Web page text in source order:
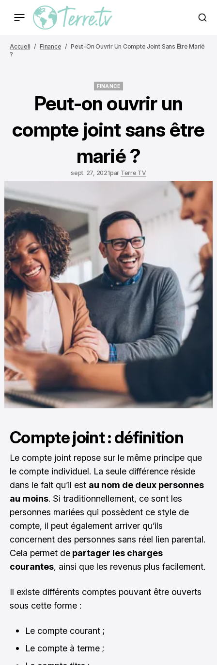
Accueil Finance
Peut-On Ouvrir Un Compte Joint Sans Être Marié
?
FINANCE
Peut-on ouvrir un
compte joint sans être
marié ?
sept. 27, 2021par Terre TV
Compte joint : définition
Le compte joint repose sur le même principe que
le compte individuel. La seule différence réside
dans le fait qu’il est au nom de deux personnes
au moins. Si traditionnellement, ce sont les
personnes mariées qui possèdent ce style de
compte, il peut également arriver qu’ils
concernent des personnes sans réel lien parental.
Cela permet de partager les charges
courantes, ainsi que les revenus plus facilement.
Il existe différents comptes pouvant être ouverts
sous cette forme :
Le compte courant ;
Le compte à terme ;